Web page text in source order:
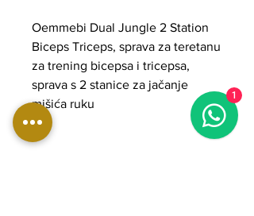
Oemmebi Dual Jungle 2 Station
Biceps Triceps, sprava za teretanu
za trening bicepsa i tricepsa,
sprava s 2 stanice za jačanje
mišića ruku
1